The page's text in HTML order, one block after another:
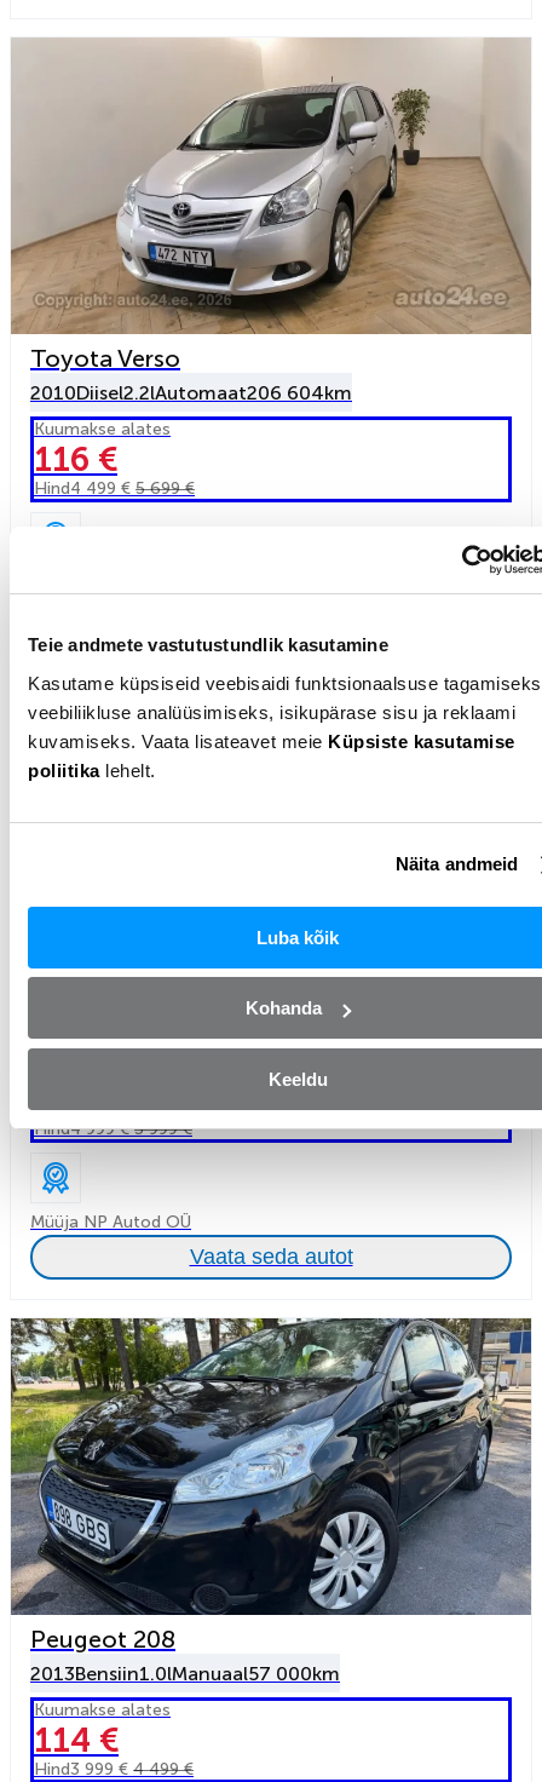
Teie andmete vastutustundlik kasutamine
Kasutame küpsiseid veebisaidi funktsionaalsuse
veebiliikluse analüüsimiseks, isikupärase sisu ja reklaami
kuvamiseks. Vaata lisateavet meie Küpsiste kasutamise
poliitikalehelt.
Näita andmeid
Luba kõik
Kohanda
Keeldu
Toyota Verso
2010Diisel2.2lAutomaat206 604km
Kuumakse alates
116 €
Hind4 499 € 5 699 €
2011Diisel2.0lAutomaat283 000km
143 €
Hind4 999 €5 999 €
Müüja NP Autod OÜ
Vaata seda autot
Peugeot 208
2013Bensiin1.0lManuaal57 000km
Kuumakse alates
114 €
Hind3 999 € 4 499 €